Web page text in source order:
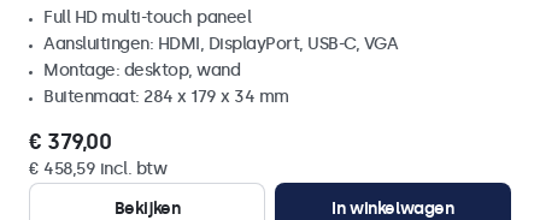
Full HD multi-touch paneel
Aansluitingen: HDMI, DisplayPort, USB-C, VGA
Montage: desktop, wand
Buitenmaat: 284 x 179 x 34 mm
€ 379,00
€ 458,59 incl. btw
Bekijken
In winkelwagen